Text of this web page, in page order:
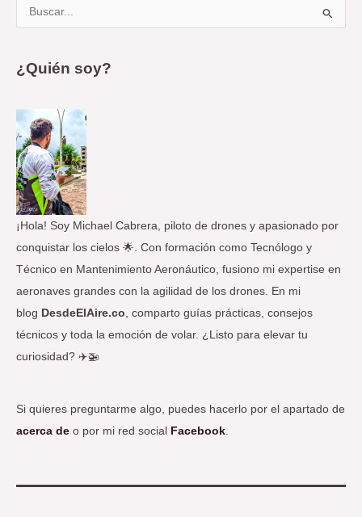
r
p
o
r
:
¿Quién soy?
¡Hola! Soy Michael Cabrera, piloto de drones y apasionado por
conquistar los cielos 🌟. Con formación como Tecnólogo y
Técnico en Mantenimiento Aeronáutico, fusiono mi expertise en
aeronaves grandes con la agilidad de los drones. En mi
blog DesdeElAire.co , comparto guías prácticas, consejos
técnicos y toda la emoción de volar. ¿Listo para elevar tu
curiosidad? ✈️🚁
Si quieres preguntarme algo, puedes hacerlo por el apartado de
acerca de o por mi red social Facebook